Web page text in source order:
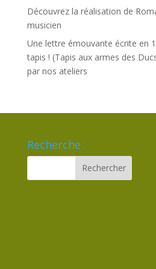
Découvrez la réalisation de
musicien
Une lettre émouvante écrite en
tapis ! (Tapis aux armes des
par nos ateliers
Recherche :